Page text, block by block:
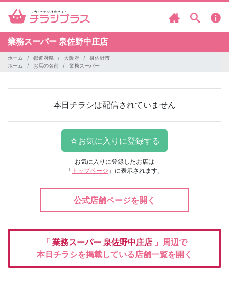
業務スーパー 泉佐野中庄店
ホーム 都道府県 大阪府
泉佐野市
ホーム
お店の名前 業務スーパー
本日チラシは配信されていません
お気に入りに登録したお店は
「 トップページ 」に表示されます。
公式店舗ページを開く
「 業務スーパー 泉佐野中庄店 」周辺で
本日チラシを掲載している店舗一覧を開く